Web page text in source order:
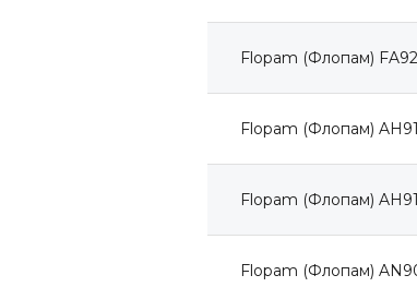
Flopam (Флопам)
Flopam (Флопам)
Flopam (Флопам)
Flopam (Флопам)